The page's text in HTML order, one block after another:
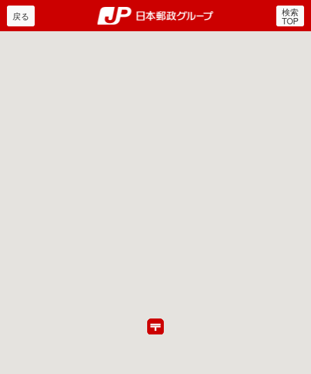
郵便局・日本郵政グルー
戻る 検索
TOP